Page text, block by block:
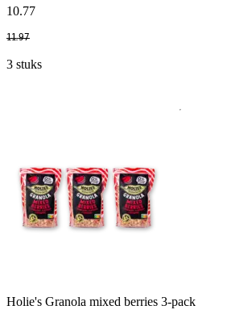
10.77
11.97
3 stuks
Holie's Granola mixed berries 3-pack